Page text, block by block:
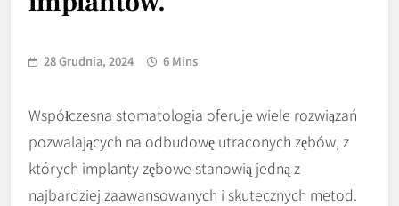
28 Grudnia, 2024 6 Mins
Współczesna stomatologia oferuje wiele rozwiązań
pozwalających na odbudowę utraconych zębów, z
których implanty zębowe stanowią jedną z
najbardziej zaawansowanych i skutecznych metod.